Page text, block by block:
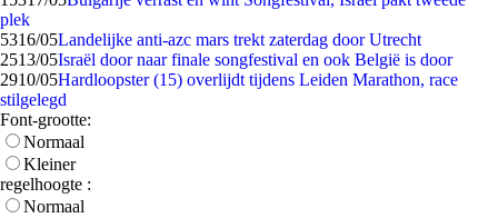
plek
5316/05Landelijke anti-azc mars trekt zaterdag door Utrecht
2513/05Israël door naar finale songfestival en ook België is door
2910/05Hardloopster (15) overlijdt tijdens Leiden Marathon, race
stilgelegd
Font-grootte:
Normaal
Kleiner
regelhoogte :
Normaal